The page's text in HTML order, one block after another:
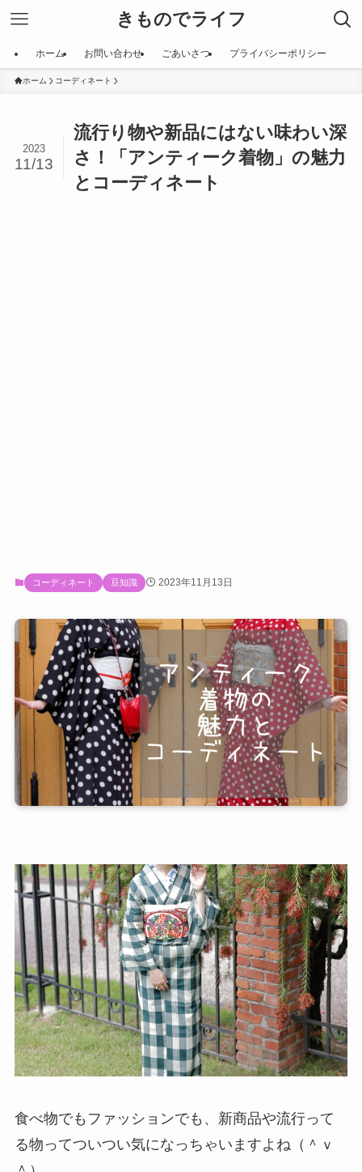
きものでライフ
ホーム お問い合わせ ごあいさつ プライバシーポリシー
ホーム コーディネート
流行り物や新品にはない味わい深
さ！「アンティーク着物」の魅力
とコーディネート
2023
11/13
コーディネート 豆知識 2023年11月13日
食べ物でもファッションでも、新商品や流行って
る物ってついつい気になっちゃいますよね（＾ｖ